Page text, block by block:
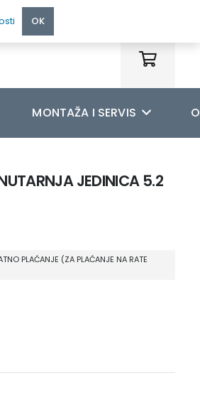
MONTAŽA I SERVIS
JEDINICA 5.2
PLAĆANJE (ZA PLAĆANJE NA RATE
OK